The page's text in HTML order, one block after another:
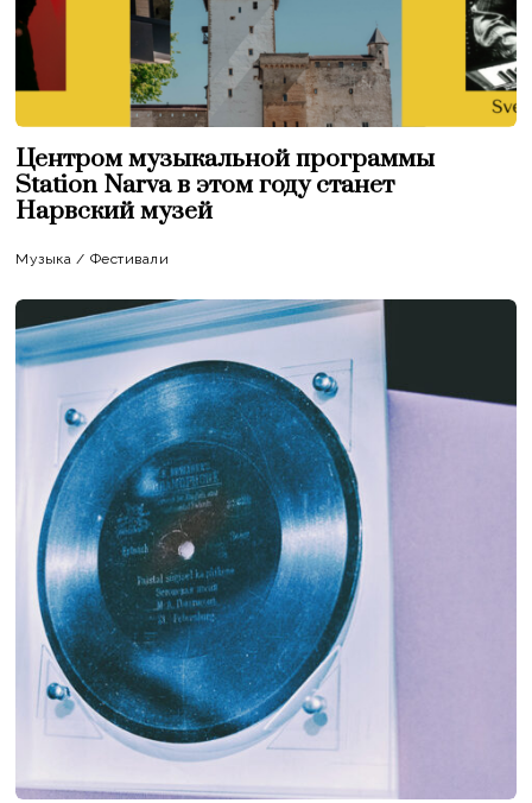
Центром музыкальной программы
Station Narva в этом году станет
Нарвский музей
Музыка / Фестивали